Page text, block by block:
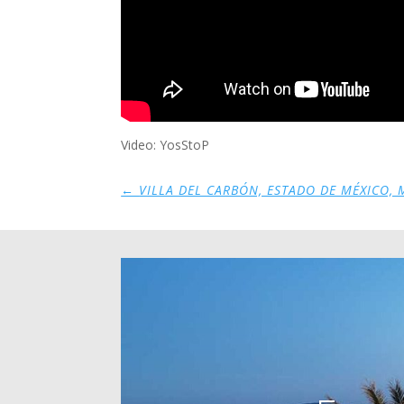
Video: YosStoP
← VILLA DEL CARBÓN, ESTADO DE MÉXICO,